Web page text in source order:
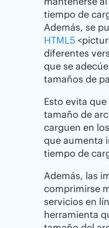
tiempo de
Además, se
HTML5
diferentes
que se
tamaños de
Esto evita
tamaño de
carguen en
que aumenta
tiempo de
Además, las
comprimirse
servicios en
herramienta